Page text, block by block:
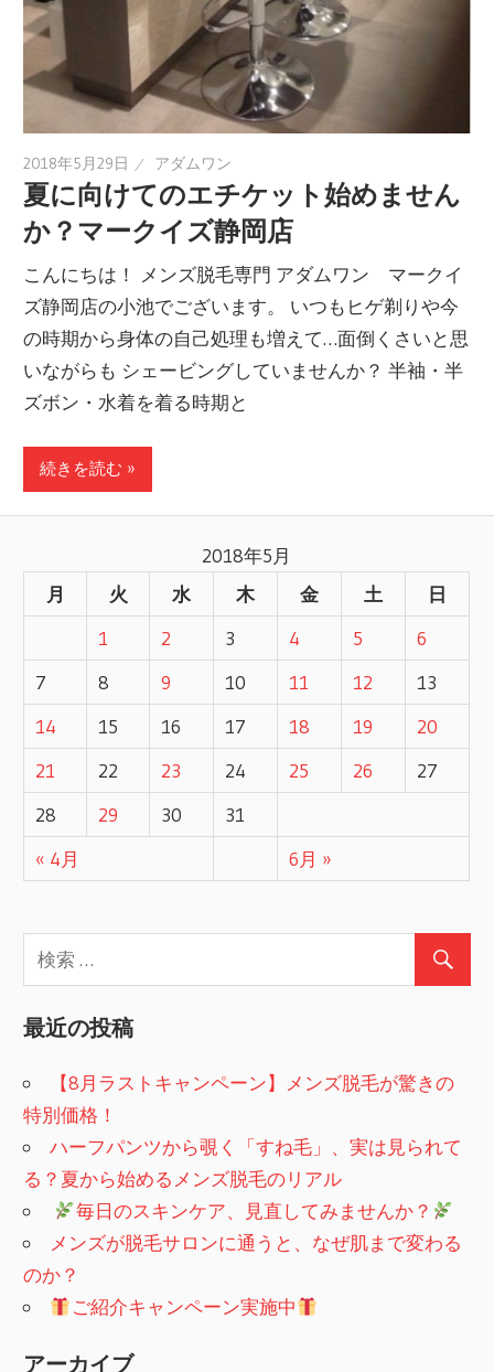
2018年5月29日 アダムワン
夏に向けてのエチケット始めません
か？マークイズ静岡店
こんにちは！ メンズ脱毛専門 アダムワン マークイ
ズ静岡店の小池でございます。 いつもヒゲ剃りや今
の時期から身体の自己処理も増えて…面倒くさいと思
いながらも シェービングしていませんか？ 半袖・半
ズボン・水着を着る時期と
続きを読む »
2018年5月
月
火 水 木 金 土 日
« 4月 6月 »
1 2 3 4 5
6
7
8 9 10 11 12
13
14
15 16 17 18 19
20
21
22 23 24 25 26
27
28
29 30 31
最近の投稿
【8月ラストキャンペーン】メンズ脱毛が驚きの
特別価格！
ハーフパンツから覗く「すね毛」、実は見られて
る？夏から始めるメンズ脱毛のリアル
毎日のスキンケア、見直してみませんか？
メンズが脱毛サロンに通うと、なぜ肌まで変わる
のか？
ご紹介キャンペーン実施中
アーカイブ